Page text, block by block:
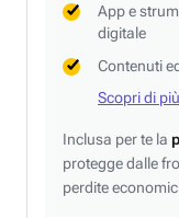
App e
digitale
Contenuti
Scopri di più
Inclusa per te la
protegge dalle
perdite